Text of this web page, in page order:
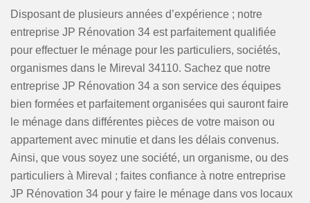
Disposant de plusieurs années d’expérience ; notre
entreprise JP Rénovation 34 est parfaitement qualifiée
pour effectuer le ménage pour les particuliers, sociétés,
organismes dans le Mireval 34110. Sachez que notre
entreprise JP Rénovation 34 a son service des équipes
bien formées et parfaitement organisées qui sauront faire
le ménage dans différentes pièces de votre maison ou
appartement avec minutie et dans les délais convenus.
Ainsi, que vous soyez une société, un organisme, ou des
particuliers à Mireval ; faites confiance à notre entreprise
JP Rénovation 34 pour y faire le ménage dans vos locaux